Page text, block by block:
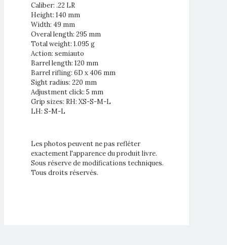
Caliber: .22 LR
Height: 140 mm
Width: 49 mm
Overal length: 295 mm
Total weight: 1.095 g
Action: semiauto
Barrel length: 120 mm
Barrel rifling: 6D x 406 mm
Sight radius: 220 mm
Adjustment click: 5 mm
Grip sizes: RH: XS-S-M-L
LH: S-M-L
Les photos peuvent ne pas refléter
exactement l'apparence du produit livre.
Sous réserve de modifications techniques.
Tous droits réservés.